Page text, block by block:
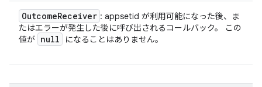
OutcomeReceiver : appsetid が利用可能になった後、ま
たはエラーが発生した後に呼び出されるコールバック。 この
値が null になることはありません。